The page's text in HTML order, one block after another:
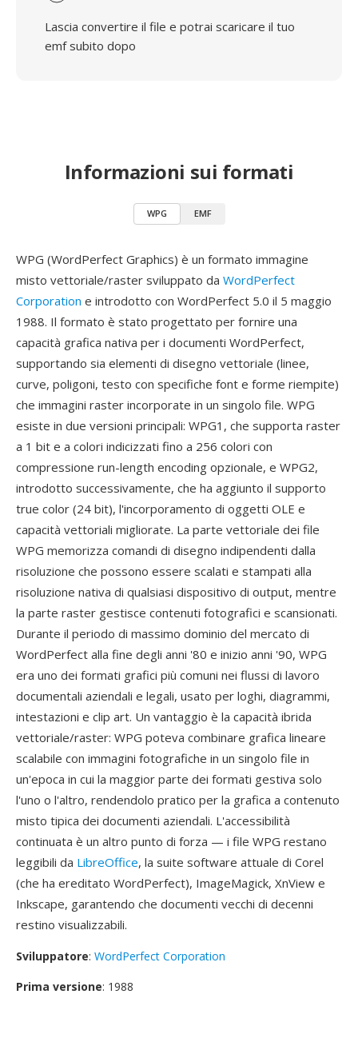
Lascia convertire il file e potrai scaricare il tuo
emf subito dopo
Informazioni sui formati
WPG EMF
WPG (WordPerfect Graphics) è un formato immagine
misto vettoriale/raster sviluppato da WordPerfect
Corporation e introdotto con WordPerfect 5.0 il 5 maggio
1988. Il formato è stato progettato per fornire una
capacità grafica nativa per i documenti WordPerfect,
supportando sia elementi di disegno vettoriale (linee,
curve, poligoni, testo con specifiche font e forme riempite)
che immagini raster incorporate in un singolo file. WPG
esiste in due versioni principali: WPG1, che supporta raster
a 1 bit e a colori indicizzati fino a 256 colori con
compressione run-length encoding opzionale, e WPG2,
introdotto successivamente, che ha aggiunto il supporto
true color (24 bit), l'incorporamento di oggetti OLE e
capacità vettoriali migliorate. La parte vettoriale dei file
WPG memorizza comandi di disegno indipendenti dalla
risoluzione che possono essere scalati e stampati alla
risoluzione nativa di qualsiasi dispositivo di output, mentre
la parte raster gestisce contenuti fotografici e scansionati.
Durante il periodo di massimo dominio del mercato di
WordPerfect alla fine degli anni '80 e inizio anni '90, WPG
era uno dei formati grafici più comuni nei flussi di lavoro
documentali aziendali e legali, usato per loghi, diagrammi,
intestazioni e clip art. Un vantaggio è la capacità ibrida
vettoriale/raster: WPG poteva combinare grafica lineare
scalabile con immagini fotografiche in un singolo file in
un'epoca in cui la maggior parte dei formati gestiva solo
l'uno o l'altro, rendendolo pratico per la grafica a contenuto
misto tipica dei documenti aziendali. L'accessibilità
continuata è un altro punto di forza — i file WPG restano
leggibili da LibreOffice, la suite software attuale di Corel
(che ha ereditato WordPerfect), ImageMagick, XnView e
Inkscape, garantendo che documenti vecchi di decenni
restino visualizzabili.
Sviluppatore: WordPerfect Corporation
Prima versione: 1988